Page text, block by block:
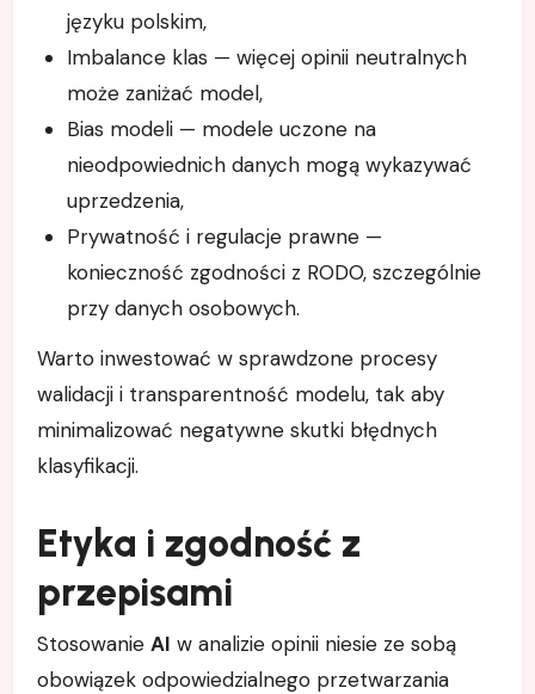
języku polskim,
Imbalance klas — więcej opinii neutralnych
może zaniżać model,
Bias modeli — modele uczone na
nieodpowiednich danych mogą wykazywać
uprzedzenia,
Prywatność i regulacje prawne —
konieczność zgodności z RODO, szczególnie
przy danych osobowych.
Warto inwestować w sprawdzone procesy
walidacji i transparentność modelu, tak aby
minimalizować negatywne skutki błędnych
klasyfikacji.
Etyka i zgodność z
przepisami
Stosowanie AI w analizie opinii niesie ze sobą
obowiązek odpowiedzialnego przetwarzania